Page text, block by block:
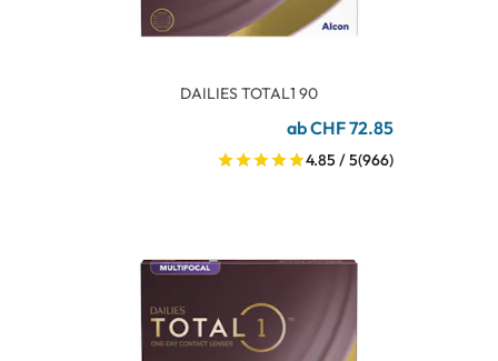
DAILIES TOTAL1 90
ab CHF 72.85
4.85 / 5(966)